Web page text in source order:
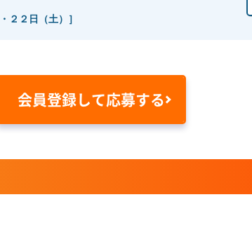
２日（土）］
会員登録して応募する